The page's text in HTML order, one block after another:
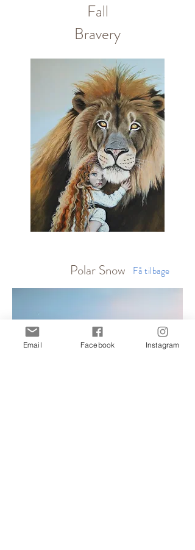
Fall
Bravery
Polar Snow Få tilbage
Email Facebook Instagram